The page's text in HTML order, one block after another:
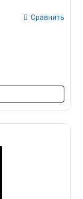
Сравнить